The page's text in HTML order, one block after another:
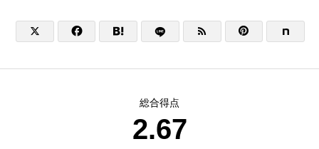
    
総合得点
2.67